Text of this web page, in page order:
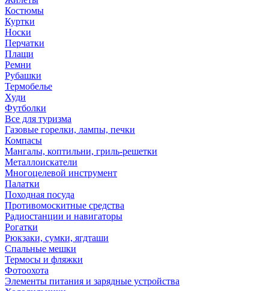
Костюмы
Куртки
Носки
Перчатки
Плащи
Ремни
Рубашки
Термобелье
Худи
Футболки
Все для туризма
Газовые горелки, лампы, печки
Компасы
Мангалы, коптильни, гриль-решетки
Металлоискатели
Многоцелевой инструмент
Палатки
Походная посуда
Противомоскитные средства
Радиостанции и навигаторы
Рогатки
Рюкзаки, сумки, ягдташи
Спальные мешки
Термосы и фляжки
Фотоохота
Элементы питания и зарядные устройства